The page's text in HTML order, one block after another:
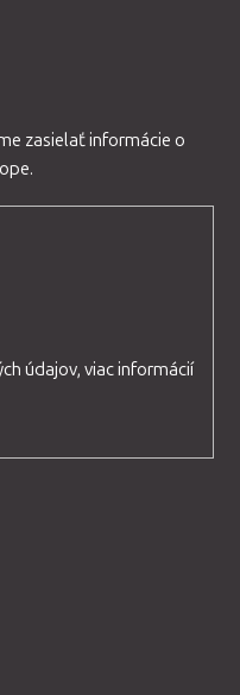
zasielať informácie o
údajov, viac informácií